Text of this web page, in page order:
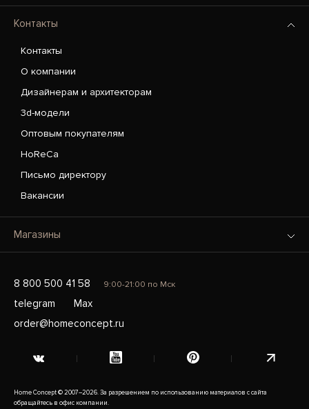
Контакты
Контакты
О компании
Дизайнерам и архитекторам
3d-модели
Оптовым покупателям
HoReCa
Письмо директору
Вакансии
Магазины
8 800 500 41 58 9:00-21:00 по Мск
telegram
Max
order@homeconcept.ru
Home Concept © 2007–2026. За разрешением по использованию материалов с сайта
обращайтесь в офис компании.